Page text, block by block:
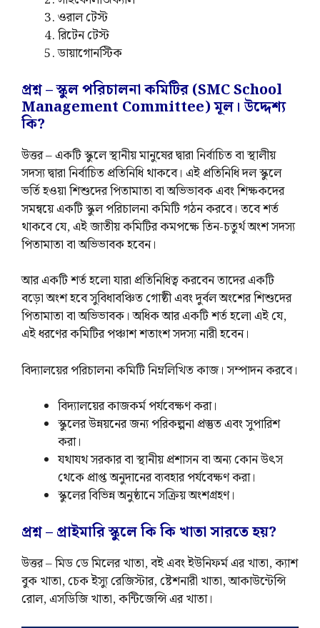
ওরাল টেস্ট
রিটেন টেস্ট
ডায়াগোনস্টিক
প্রশ্ন – স্কুল পরিচালনা কমিটির (SMC School
Management Committee) মূল। উদ্দেশ্য
কি?
উত্তর – একটি স্কুলে স্থানীয় মানুষের দ্বারা নির্বাচিত বা স্থালীয়
সদস্য দ্বারা নির্বাচিত প্রতিনিধি থাকবে। এই প্রতিনিধি দল স্কুলে
ভর্তি হওয়া শিশুদের পিতামাতা বা অভিভাবক এবং শিক্ষকদের
সমন্বয়ে একটি স্কুল পরিচালনা কমিটি গঠন করবে। তবে শর্ত
থাকবে যে, এই জাতীয় কমিটির কমপক্ষে তিন-চতুর্থ অংশ সদস্য
পিতামাতা বা অভিভাবক হবেন।
আর একটি শর্ত হলো যারা প্রতিনিধিত্ব করবেন তাদের একটি
বড়ো অংশ হবে সুবিধাবঞ্চিত গোষ্ঠী এবং দুর্বল অংশের শিশুদের
পিতামাতা বা অভিভাবক। অধিক আর একটি শর্ত হলো এই যে,
এই ধরণের কমিটির পঞ্চাশ শতাংশ সদস্য নারী হবেন।
বিদ্যালয়ের পরিচালনা কমিটি নিম্নলিখিত কাজ। সম্পাদন করবে।
বিদ্যালয়ের কাজকর্ম পর্যবেক্ষণ করা।
স্কুলের উন্নয়নের জন্য পরিকল্পনা প্রস্তুত এবং সুপারিশ
করা।
যথাযথ সরকার বা স্থানীয় প্রশাসন বা অন্য কোন উৎস
থেকে প্রাপ্ত অনুদানের ব্যবহার পর্যবেক্ষণ করা।
স্কুলের বিভিন্ন অনুষ্ঠানে সক্রিয় অংশগ্রহণ।
প্রশ্ন – প্রাইমারি স্কুলে কি কি খাতা সারতে হয়?
উত্তর – মিড ডে মিলের খাতা, বই এবং ইউনিফর্ম এর খাতা, ক্যাশ
বুক খাতা, চেক ইস্যু রেজিস্টার, ষ্টেশনারী খাতা, আকাউন্টেন্সি
রোল, এসডিজি খাতা, কন্টিজেন্সি এর খাতা।